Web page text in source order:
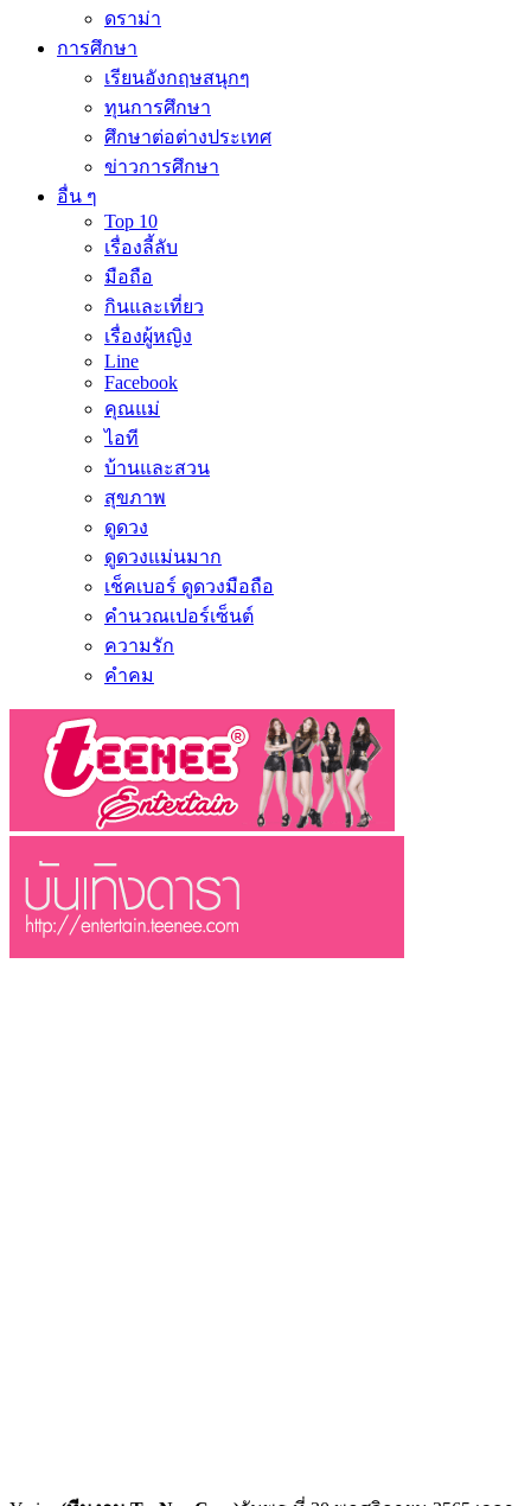
ดราม่า
การศึกษา
เรียนอังกฤษสนุกๆ
ทุนการศึกษา
ศึกษาต่อต่างประเทศ
ข่าวการศึกษา
อื่น ๆ
Top 10
เรื่องลี้ลับ
มือถือ
กินและเที่ยว
เรื่องผู้หญิง
Line
Facebook
คุณแม่
ไอที
บ้านและสวน
สุขภาพ
ดูดวง
ดูดวงแม่นมาก
เช็คเบอร์ ดูดวงมือถือ
คำนวณเปอร์เซ็นต์
ความรัก
คำคม